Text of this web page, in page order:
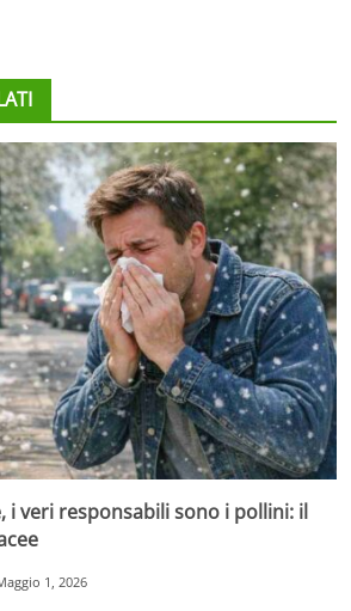
i veri responsabili sono i pollini: il
1, 2026